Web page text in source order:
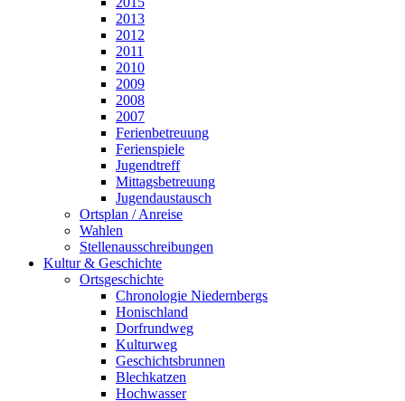
2013
2012
2011
2010
2009
2008
2007
Ferienbetreuung
Ferienspiele
Jugendtreff
Mittagsbetreuung
Jugendaustausch
Ortsplan / Anreise
Wahlen
Stellenausschreibungen
Kultur & Geschichte
Ortsgeschichte
Chronologie Niedernbergs
Honischland
Dorfrundweg
Kulturweg
Geschichtsbrunnen
Blechkatzen
Hochwasser